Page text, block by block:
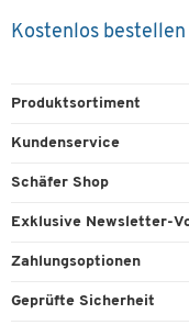
Kostenlos bestellen
Produktsortiment
Büroausstattung
Reinigung & Hygiene
Technik
Kundenservice
Direktbestellung
Kontaktformulare
Lieferinformationen
Schäfer Shop
Services & Leistungen
Workplace Solutions
Exklusive Newsletter-
Zahlungsoptionen
Paypal
Geprüfte Sicherheit